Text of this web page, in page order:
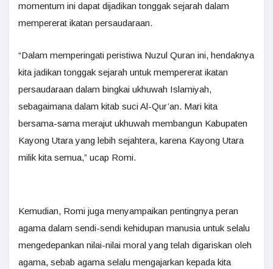
momentum ini dapat dijadikan tonggak sejarah dalam
mempererat ikatan persaudaraan.
“Dalam memperingati peristiwa Nuzul Quran ini, hendaknya
kita jadikan tonggak sejarah untuk mempererat ikatan
persaudaraan dalam bingkai ukhuwah Islamiyah,
sebagaimana dalam kitab suci Al-Qur’an. Mari kita
bersama-sama merajut ukhuwah membangun Kabupaten
Kayong Utara yang lebih sejahtera, karena Kayong Utara
milik kita semua,” ucap Romi.
Kemudian, Romi juga menyampaikan pentingnya peran
agama dalam sendi-sendi kehidupan manusia untuk selalu
mengedepankan nilai-nilai moral yang telah digariskan oleh
agama, sebab agama selalu mengajarkan kepada kita